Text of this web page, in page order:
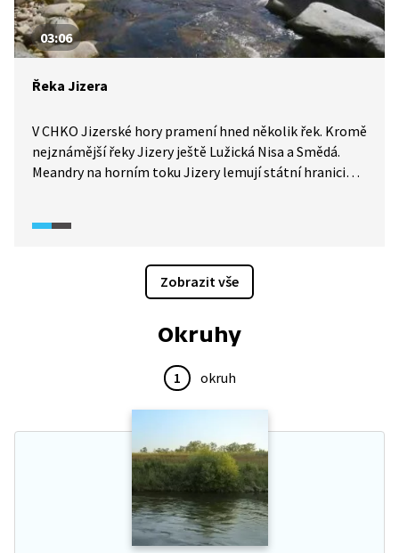
03:06
Řeka Jizera
V CHKO Jizerské hory pramení hned několik řek. Kromě
nejznámější řeky Jizery ještě Lužická Nisa a Smědá.
Meandry na horním toku Jizery lemují státní hranici
naleziště drahých kamenů, jako jsou safíry, rubíny nebo
Zobrazit vše
Okruhy
1 okruh